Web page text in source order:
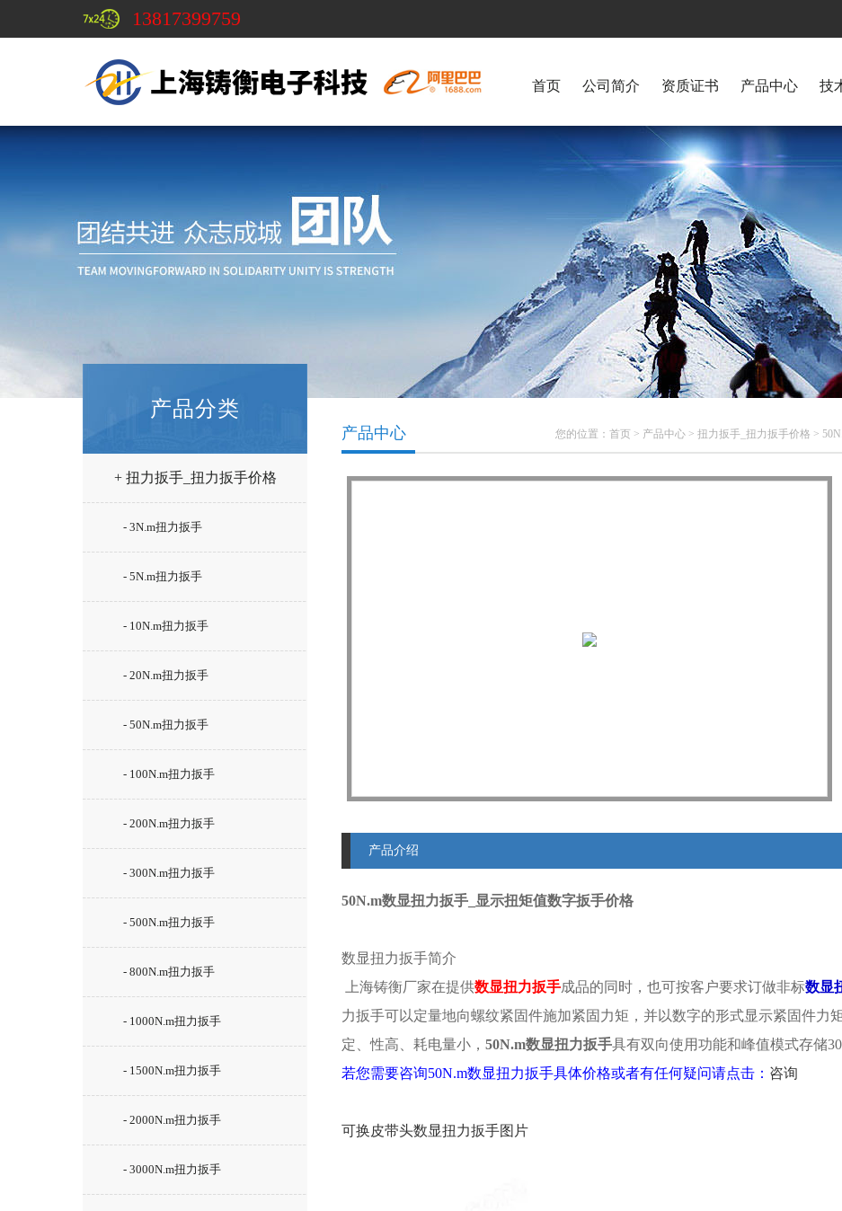
13817399759
首页 公司简介 资质证书 产品中心 技
产品分类
+ 扭力扳手_扭力扳手价格
- 3N.m扭力扳手
- 5N.m扭力扳手
- 10N.m扭力扳手
- 20N.m扭力扳手
- 50N.m扭力扳手
- 100N.m扭力扳手
- 200N.m扭力扳手
- 300N.m扭力扳手
- 500N.m扭力扳手
- 800N.m扭力扳手
- 1000N.m扭力扳手
- 1500N.m扭力扳手
- 2000N.m扭力扳手
- 3000N.m扭力扳手
您的位置： 首页 > 产品中心 > 扭力扳手_扭力扳手价格 >
产品中心
产品介绍
50N.m数显扭力扳手_显示扭矩值数字扳手价格
数显扭力扳手简介
上海铸衡厂家在提供数显扭力扳手成品的同时，也可按客户要求订做非标数显
力扳手可以定量地向螺纹紧固件施加紧固力矩，并以数字的形式显示紧固件力
定、性高、耗电量小， 50N.m数显扭力扳手具有双向使用功能和峰值模式存储
若您需要咨询50N.m数显扭力扳手具体价格或者有任何疑问请点击： 咨询
可换皮带头数显扭力扳手图片